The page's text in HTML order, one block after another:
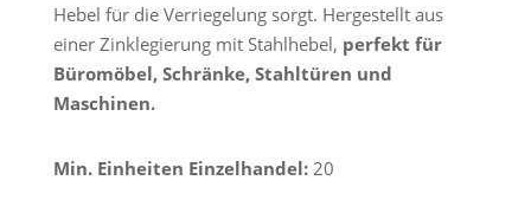
Hebel für die Verriegelung sorgt. Hergestellt aus
einer Zinklegierung mit Stahlhebel, perfekt für
Büromöbel, Schränke, Stahltüren und
Maschinen.
Min. Einheiten Einzelhandel: 20